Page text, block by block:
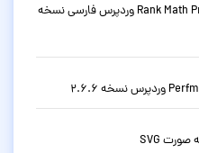
دانلود افزونه سئو حرفه ای رنک مث Rank Math Pro وردپرس فارسی نسخه